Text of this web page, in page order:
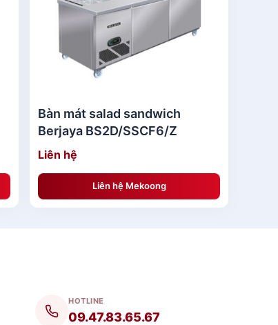
Bàn mát salad sandwich
Berjaya BS2D/SSCF6/Z
Liên hệ
Liên hệ Mekoong
HOTLINE
09.47.83.65.67